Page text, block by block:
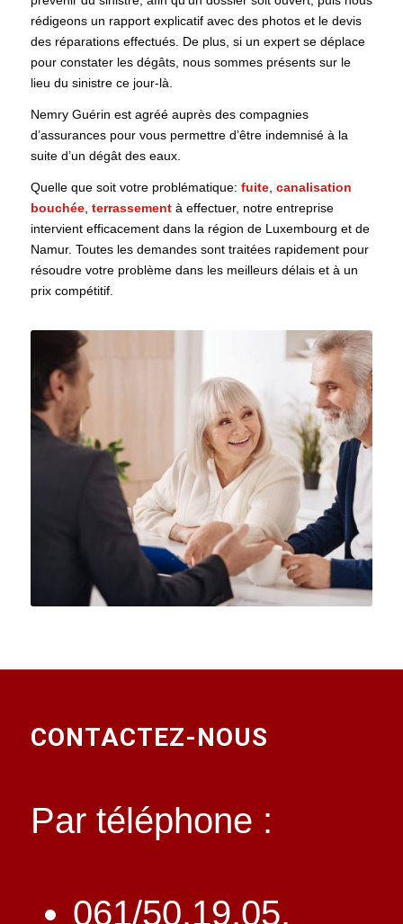
rédigeons un rapport explicatif avec des photos et le devis
des réparations effectués. De plus, si un expert se déplace
pour constater les dégâts, nous sommes présents sur le
lieu du sinistre ce jour-là.
Nemry Guérin est agréé auprès des compagnies
d’assurances pour vous permettre d’être indemnisé à la
suite d’un dégât des eaux.
Quelle que soit votre problématique: fuite, canalisation
bouchée, terrassementà effectuer, notre entreprise
intervient efficacement dans la région de Luxembourg et de
Namur. Toutes les demandes sont traitées rapidement pour
résoudre votre problème dans les meilleurs délais et à un
prix compétitif.
CONTACTEZ-NOUS
Par téléphone :
061/50.19.05.